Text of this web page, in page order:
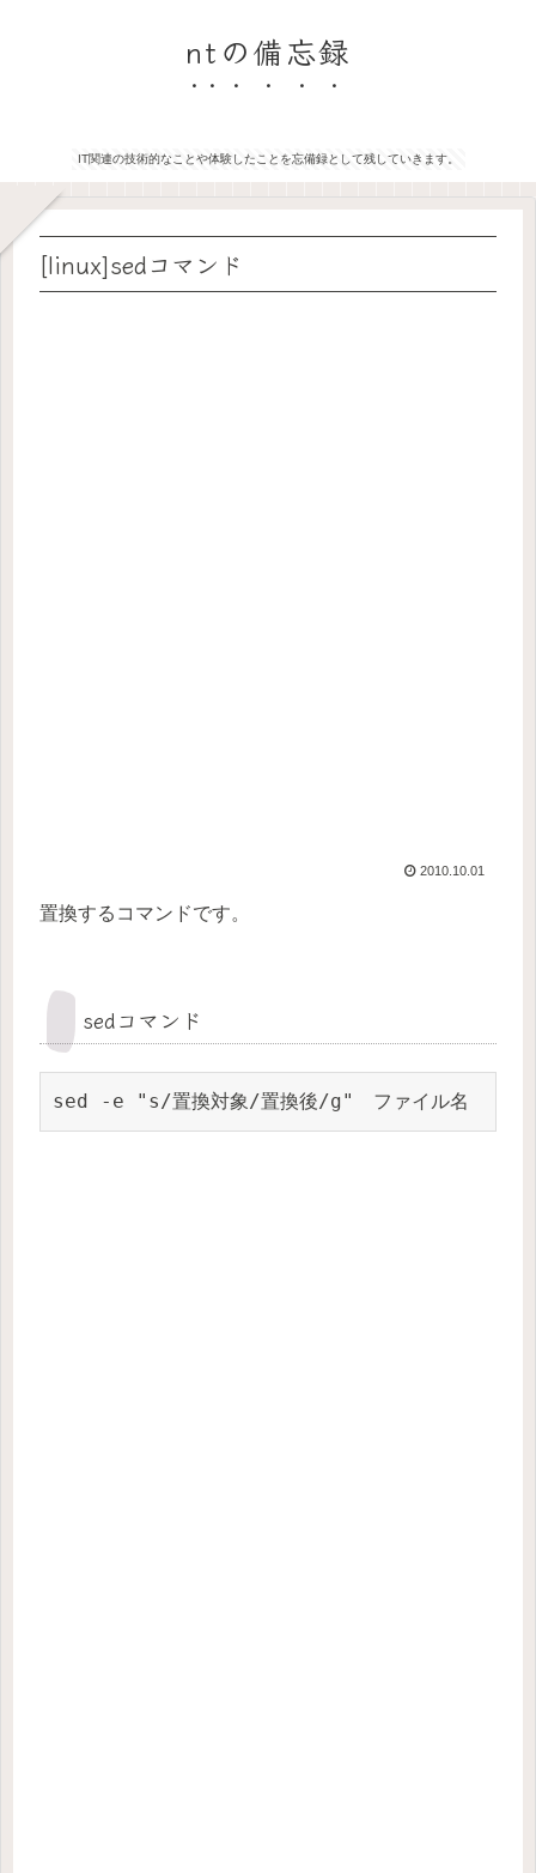
ntの備忘録
IT関連の技術的なことや体験したことを忘備録として残していきます。
[linux]sedコマンド
2010.10.01
置換するコマンドです。
sedコマンド
sed -e "s/置換対象/置換後/g"　ファイル名